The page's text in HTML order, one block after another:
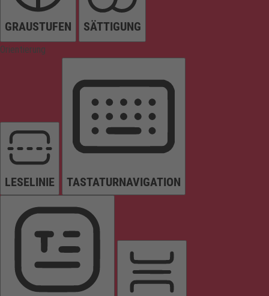
GRAUSTUFEN SÄTTIGUNG
Orientierung
LESELINIE TASTATURNAVIGATION